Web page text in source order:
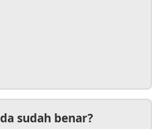
sudah benar?